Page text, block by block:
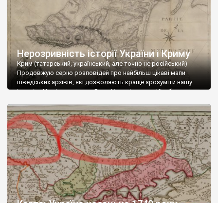
подій козацьких століть, від зародження до становлення
української нації. Сьогодні познайомлю вас з двадцятою
мапою, яка здається цікавою і […]
Нерозривність історії України і Криму
Крим (татарський, український, але точно не російський)
Продовжую серію розповідей про найбільш цікаві мапи
шведських архівів, які дозволяють краще зрозуміти нашу
історію. Ця підготовлена ​​Яном Хендріком ван Кінсбергеном
голландської та російської служб. Хоча на останній він
перебував лише з вересня 1771 по листопад 1774 року, але
був учасником […]